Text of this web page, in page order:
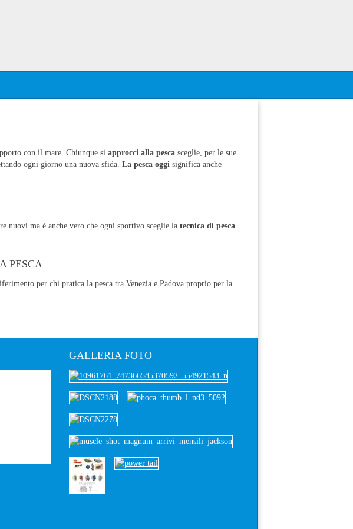
con il mare. Chiunque si approcci alla pesca sceglie, per le sue
ogni giorno una nuova sfida. La pesca oggi significa anche
nuovi ma è anche vero che ogni sportivo sceglie la tecnica di pesca
PESCA
per chi pratica la pesca tra Venezia e Padova proprio per la
GALLERIAFOTO